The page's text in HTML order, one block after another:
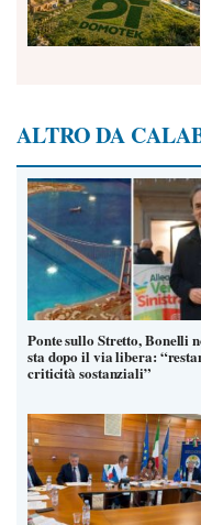
ALTRO DA
Ponte sullo Stretto, Bonelli
sta dopo il via libera:
criticità sostanziali”